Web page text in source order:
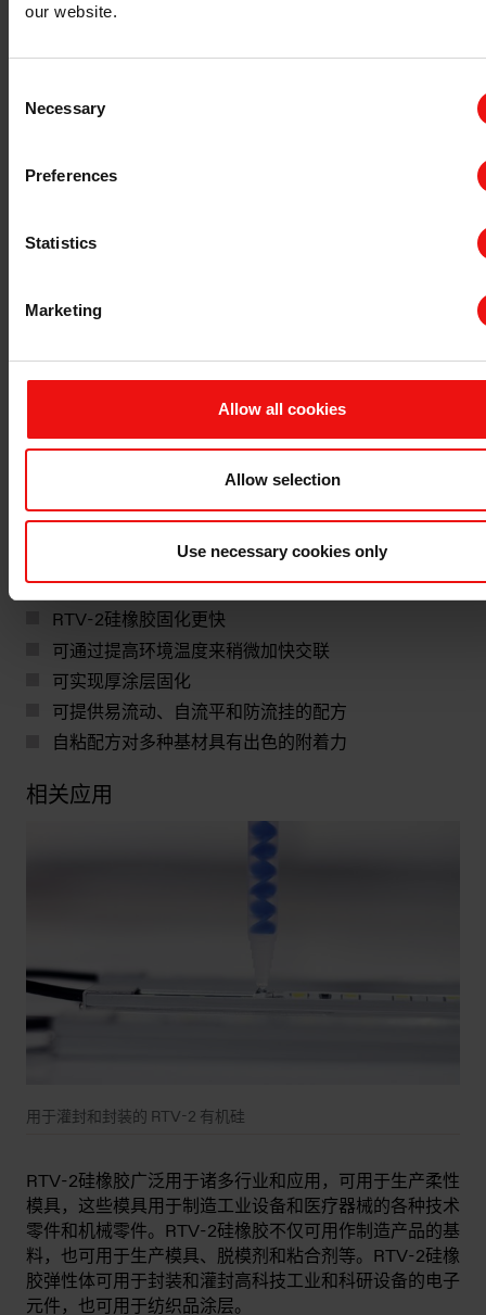
our website.
Selection
Necessary
Preferences
Statistics
Marketing
Allow all cookies
Allow selection
Use necessary cookies only
在医疗行业，我们的RTV-2生物相容性硅橡胶可用于生产
或无纺布等多种基材）以及固定医疗器械。绷带和其他伤
且易于撕除无痛感，新长出的皮肤组织不会与疏水性有机
RTV-2硅橡胶在这些应用中展现出诸多优势，因为其具有
良好的机械性能：粘性佳，优异的剪切性能，持久的剥离
其生产环境对RTV-2硅橡胶配方进行定制设计。
RTV-2硅橡胶固化更快
可通过提高环境温度来稍微加快交联
可实现厚涂层固化
可提供易流动、自流平和防流挂的配方
自粘配方对多种基材具有出色的附着力
相关应用
用于灌封和封装的 RTV-2 有机硅
RTV-2硅橡胶广泛用于诸多行业和应用，可用于生产柔性
模具，这些模具用于制造工业设备和医疗器械的各种技术
零件和机械零件。RTV-2硅橡胶不仅可用作制造产品的基
料，也可用于生产模具、脱模剂和粘合剂等。RTV-2硅橡
胶弹性体可用于封装和灌封高科技工业和科研设备的电子
元件，也可用于纺织品涂层。